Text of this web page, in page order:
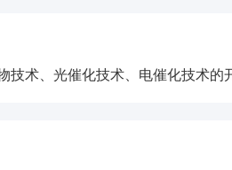
技术、光催化技术、电催化技术